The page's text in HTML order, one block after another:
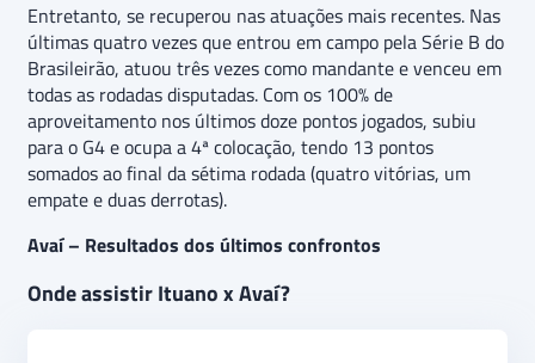
Entretanto, se recuperou nas atuações mais recentes. Nas
últimas quatro vezes que entrou em campo pela Série B do
Brasileirão, atuou três vezes como mandante e venceu em
todas as rodadas disputadas. Com os 100% de
aproveitamento nos últimos doze pontos jogados, subiu
para o G4 e ocupa a 4ª colocação, tendo 13 pontos
somados ao final da sétima rodada (quatro vitórias, um
empate e duas derrotas).
Avaí – Resultados dos últimos confrontos
Onde assistir Ituano x Avaí?